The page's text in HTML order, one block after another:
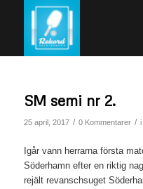
SM semi nr 2.
25 april, 2017 / 0 Kommentarer / i
Igår vann herrarna första
Söderhamn efter en riktig
rejält revanschsuget